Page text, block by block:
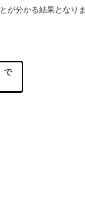
が分かる結果となりま
で